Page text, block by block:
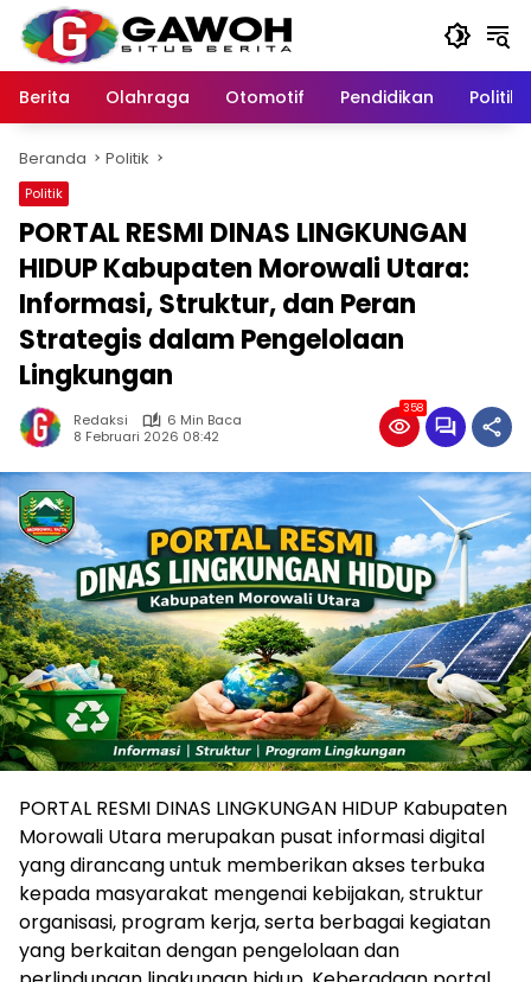
Langsung
konten
Berita
Olahraga Otomotif Pendidikan Politik
Beranda Politik
Politik
PORTAL RESMI DINAS LINGKUNGAN
HIDUP Kabupaten Morowali Utara:
Informasi, Struktur, dan Peran
Strategis dalam Pengelolaan
Lingkungan
Redaksi
6 Min Baca
8 Februari 2026 08:42
358
PORTAL RESMI DINAS LINGKUNGAN HIDUP Kabupaten
Morowali Utara merupakan pusat informasi digital
yang dirancang untuk memberikan akses terbuka
kepada masyarakat mengenai kebijakan, struktur
organisasi, program kerja, serta berbagai kegiatan
yang berkaitan dengan pengelolaan dan